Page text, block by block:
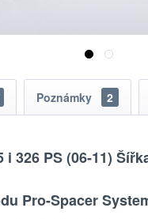
Poznámky 2
i 326 PS (06-11)
Pro-Spacer